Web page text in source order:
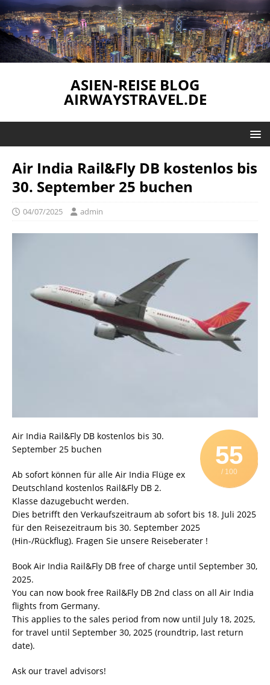
ASIEN-REISE BLOG
AIRWAYSTRAVEL.DE
Air India Rail&Fly DB kostenlos bis
30. September 25 buchen
04/07/2025 admin
55
/ 100
Air India Rail&Fly DB kostenlos bis 30.
September 25 buchen
Ab sofort können für alle Air India Flüge ex
Deutschland kostenlos Rail&Fly DB 2.
Klasse dazugebucht werden.
Dies betrifft den Verkaufszeitraum ab sofort bis 18. Juli 2025
für den Reisezeitraum bis 30. September 2025
(Hin-/Rückflug). Fragen Sie unsere Reiseberater !
Book Air India Rail&Fly DB free of charge until September 30,
2025.
You can now book free Rail&Fly DB 2nd class on all Air India
flights from Germany.
This applies to the sales period from now until July 18, 2025,
for travel until September 30, 2025 (roundtrip, last return
date).
Ask our travel advisors!